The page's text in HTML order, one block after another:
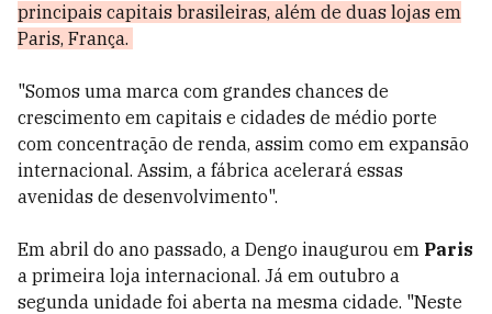
principais capitais brasileiras, além de duas lojas em
Paris, França.
"Somos uma marca com grandes chances de
crescimento em capitais e cidades de médio porte
com concentração de renda, assim como em expansão
internacional. Assim, a fábrica acelerará essas
avenidas de desenvolvimento".
Em abril do ano passado, a Dengo inaugurou em Paris
a primeira loja internacional. Já em outubro a
segunda unidade foi aberta na mesma cidade. "Neste